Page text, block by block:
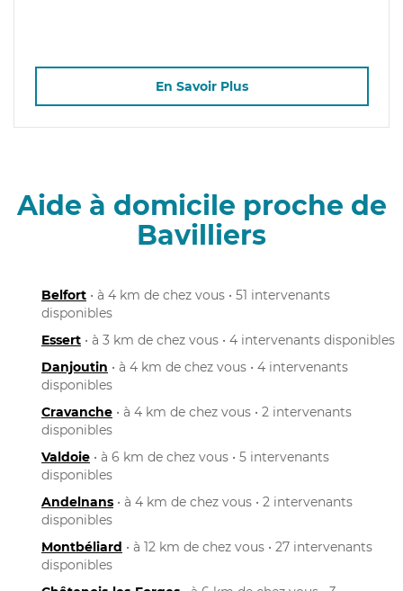
En Savoir Plus
Aide à domicile proche de
Bavilliers
Belfort • à 4 km de chez vous • 51 intervenants
disponibles
Essert • à 3 km de chez vous • 4 intervenants disponibles
Danjoutin • à 4 km de chez vous • 4 intervenants
disponibles
Cravanche • à 4 km de chez vous • 2 intervenants
disponibles
Valdoie • à 6 km de chez vous • 5 intervenants
disponibles
Andelnans • à 4 km de chez vous • 2 intervenants
disponibles
Montbéliard • à 12 km de chez vous • 27 intervenants
disponibles